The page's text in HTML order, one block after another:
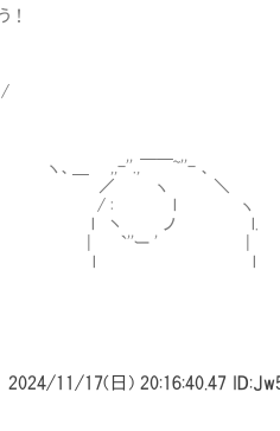
''.,￣￣~''- 、
、 ／ ヽ ＼
/ : l ヽ
l 丶 ノ l.
' |
l l
2024/11/17(日) 20:16:40.47